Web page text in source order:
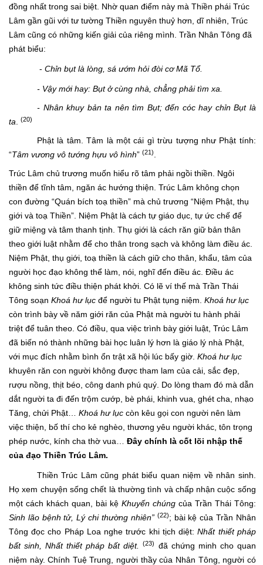
đồng nhất trong sai biệt. Nhờ quan điểm này mà Thiền phái Trúc
Lâm gần gũi với tư tường Thiền nguyên thuỷ hơn, dĩ nhiên, Trúc
Lâm cũng có những kiến giải của riêng mình. Trần Nhân Tông đã
phát biểu:
- Chỉn bụt là lòng, sá ướm hỏi đòi cơ Mã Tổ.
- Vậy mới hay: Bụt ở cùng nhà, chẳng phải tìm xa.
- Nhân khuy bản ta nên tìm Bụt; đến cóc hay chỉn Bụt là
ta
(20)
Phật là tâm. Tâm là một cái gì trừu tượng như Phật tính:
“Tâm vương vô tướng hựu vô hình” (21)
Trúc Lâm chủ trương muốn hiểu rõ tâm phải ngồi thiền. Ngôi
thiền để tĩnh tâm, ngăn ác hướng thiện. Trúc Lâm không chọn
con đường “Quán bích toạ thiền” mà chủ trương “Niệm Phật, thụ
giới và toạ Thiền”. Niệm Phật là cách tự giáo dục, tự ức chế để
giữ miệng và tâm thanh tịnh. Thụ giới là cách răn giữ bản thân
theo giới luật nhằm để cho thân trong sạch và không làm điều ác.
Niệm Phật, thụ giới, toạ thiền là cách giữ cho thân, khẩu, tâm của
người học đạo không thể làm, nói, nghĩ đến điều ác. Điều ác
không sinh tức điều thiện phát khởi. Có lẽ ví thế mà Trần Thái
Tông soạn Khoá hư lục để người tu Phật tụng niệm. Khoá hư lục
còn trình bày về năm giới răn của Phật mà người tu hành phải
triệt để tuân theo. Có điều, qua việc trình bày giới luật, Trúc Lâm
đã biến nó thành những bài học luân lý hơn là giáo lý nhà Phật,
với mục đích nhằm bình ổn trật xã hội lúc bấy giờ. Khoá hư lục
khuyên răn con người không được tham lam của cải, sắc đẹp,
rượu nồng, thịt béo, công danh phú quý. Do lòng tham đó mà dẫn
dắt người ta đi đến trộm cướp, bè phái, khinh vua, ghét cha, nhạo
Tăng, chửi Phật… Khoá hư lục còn kêu gọi con người nên làm
việc thiện, bố thí cho kẻ nghèo, thương yêu người khác, tôn trọng
phép nước, kính cha thờ vua… Đây chính là cốt lõi nhập thế
của đạo Thiền Trúc Lâm.
Thiền Trúc Lâm cũng phát biểu quan niệm về nhân sinh.
Họ xem chuyện sống chết là thường tình và chấp nhận cuộc sống
một cách khách quan, bài kệ Khuyến chúngcủa Trần Thái Tông:
Sinh lão bệnh tử, Lý chi thường nhiên” (22); bài kệ của Trần Nhân
Tông đọc cho Pháp Loa nghe trước khi tịch diệt:Nhất thiết pháp
bất sinh, Nhất thiết pháp bất diệt.
(23)
đã chứng minh cho quan
niệm này. Chính Tuệ Trung, người thầy của Nhân Tông, người có